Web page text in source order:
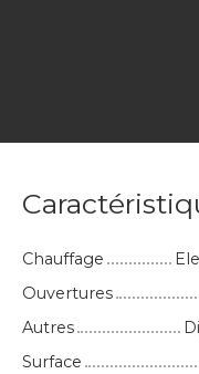
Chauffage
Ouvertures
Autres
Surface